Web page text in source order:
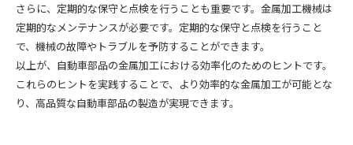
さらに、定期的な保守と点検を行うことも重要です。金属加工機械は
定期的なメンテナンスが必要です。定期的な保守と点検を行うこと
で、機械の故障やトラブルを予防することができます。
以上が、自動車部品の金属加工における効率化のためのヒントです。
これらのヒントを実践することで、より効率的な金属加工が可能とな
り、高品質な自動車部品の製造が実現できます。